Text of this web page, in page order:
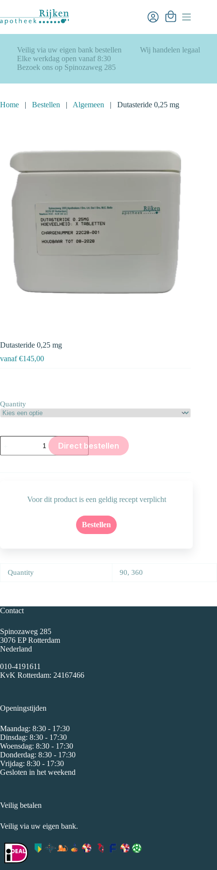
de
Voor dit product is een geldig recept verplicht
Bestellen
Winkelwagen
Veilig via uw eigen bank bestellen
Wij handelen legaal
Elke werkdag open vanaf 8:30
Bezoek ons op Spinozaweg 285
Home | Bestellen | Algemeen | Dutasteride 0,25 mg
Dutasteride 0,25 mg
vanaf€145,00
Quantity
Dutasteride
mg
Direct bestellen
Aanvullende informatie
Quantity 90, 360
Contact
Spinozaweg 285
3076 EP Rotterdam
Nederland
010-4191611
KvK Rotterdam: 24167466
Openingstijden
Maandag: 8:30 - 17:30
Dinsdag: 8:30 - 17:30
Woensdag: 8:30 - 17:30
Donderdag: 8:30 - 17:30
Vrijdag: 8:30 - 17:30
Gesloten in het weekend
Veilig betalen
Veilig via uw eigen bank.